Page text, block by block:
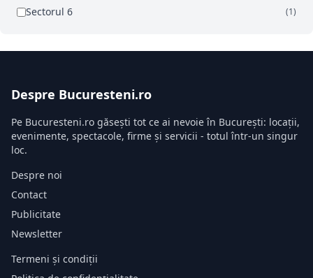
Sectorul 6 (1)
Despre Bucuresteni.ro
Pe Bucuresteni.ro găsești tot ce ai nevoie în București: locații,
evenimente, spectacole, firme și servicii - totul într-un singur
loc.
Despre noi
Contact
Publicitate
Newsletter
Termeni și condiții